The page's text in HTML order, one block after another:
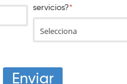
servicios?*